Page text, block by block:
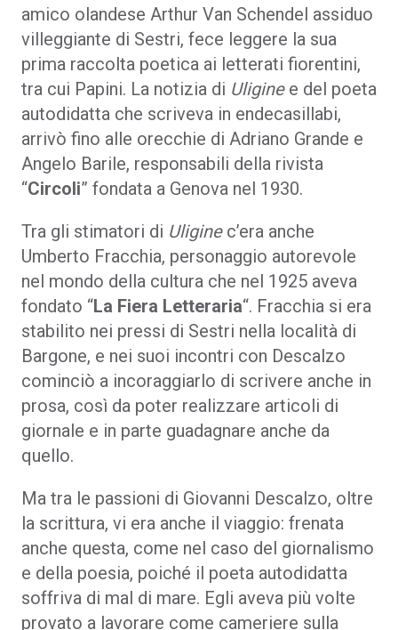
amico olandese Arthur Van Schendel assiduo
villeggiante di Sestri, fece leggere la sua
prima raccolta poetica ai letterati fiorentini,
tra cui Papini. La notizia di Uliginee del poeta
autodidatta che scriveva in endecasillabi,
arrivò fino alle orecchie di Adriano Grande e
Angelo Barile, responsabili della rivista
“Circoli” fondata a Genova nel 1930.
Tra gli stimatori di Uliginec’era anche
Umberto Fracchia, personaggio autorevole
nel mondo della cultura che nel 1925 aveva
fondato “La Fiera Letteraria“. Fracchia si era
stabilito nei pressi di Sestri nella località di
Bargone, e nei suoi incontri con Descalzo
cominciò a incoraggiarlo di scrivere anche in
prosa, così da poter realizzare articoli di
giornale e in parte guadagnare anche da
quello.
Ma tra le passioni di Giovanni Descalzo, oltre
la scrittura, vi era anche il viaggio: frenata
anche questa, come nel caso del giornalismo
e della poesia, poiché il poeta autodidatta
soffriva di mal di mare. Egli aveva più volte
provato a lavorare come cameriere sulla